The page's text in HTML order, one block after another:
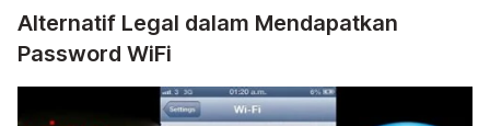
Alternatif Legal dalam Mendapatkan
Password WiFi